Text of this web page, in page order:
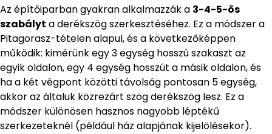
Az építőiparban gyakran alkalmazzák a 3-4-5-ös
szabályt a derékszög szerkesztéséhez. Ez a módszer a
Pitagorasz-tételen alapul, és a következőképpen
működik: kimérünk egy 3 egység hosszú szakaszt az
egyik oldalon, egy 4 egység hosszút a másik oldalon, és
ha a két végpont közötti távolság pontosan 5 egység,
akkor az általuk közrezárt szög derékszög lesz. Ez a
módszer különösen hasznos nagyobb léptékű
szerkezeteknél (például ház alapjának kijelölésekor).